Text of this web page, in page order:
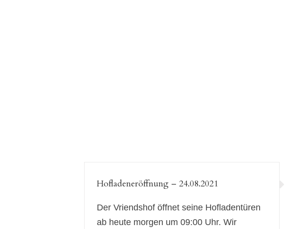
Hofladeneröffnung – 24.08.2021
Der Vriendshof öffnet seine Hofladentüren
ab heute morgen um 09:00 Uhr. Wir